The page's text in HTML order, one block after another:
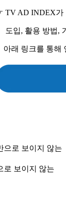
TV AD INDEX가
도입, 활용 방법,
아래 링크를 통해
로 보이지 않는